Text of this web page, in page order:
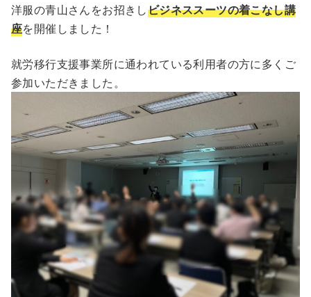
洋服の青山さんをお招きしビジネススーツの着こなし講
座を開催しました！
就労移行支援事業所に通われている利用者の方に多くご
参加いただきました。